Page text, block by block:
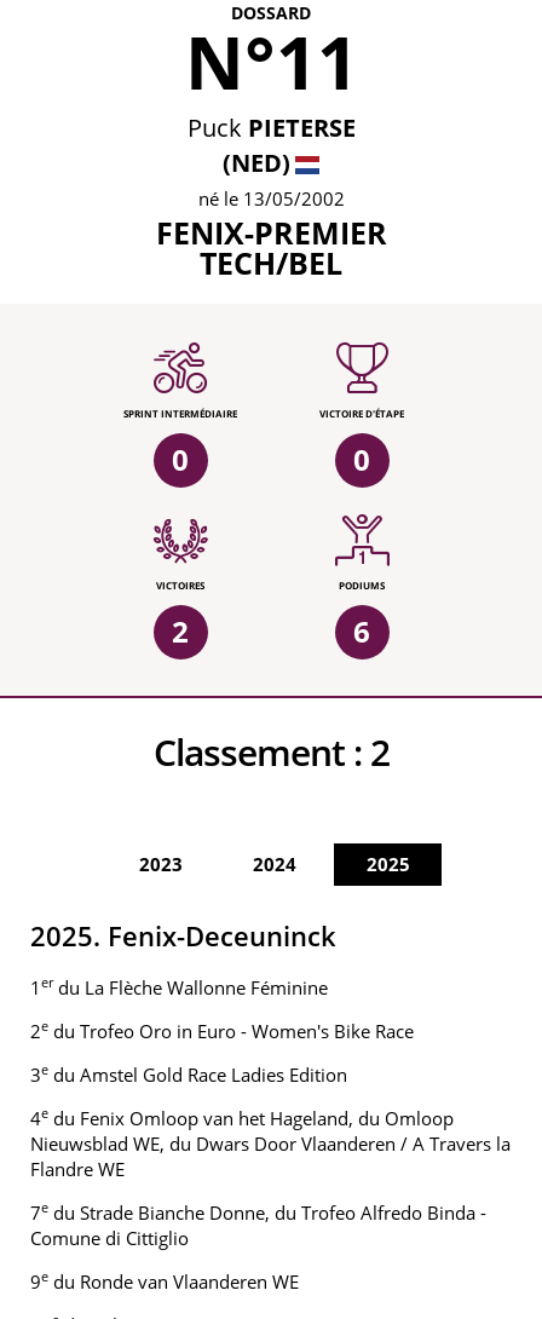
DOSSARD
N°11
Puck PIETERSE
(NED)
né le 13/05/2002
FENIX-PREMIER
TECH/BEL
SPRINT INTERMÉDIAIRE
0
VICTOIRE D'ÉTAPE
0
VICTOIRES
2
PODIUMS
6
Classement :2
2023 2024 2025
2025. Fenix-Deceuninck
1 erdu La Flèche Wallonne Féminine
2e du Trofeo Oro in Euro - Women's Bike Race
3e du Amstel Gold Race Ladies Edition
4e du Fenix Omloop van het Hageland, du Omloop
Nieuwsblad WE, du Dwars Door Vlaanderen / A Travers la
Flandre WE
7e du Strade Bianche Donne, du Trofeo Alfredo Binda -
Comune di Cittiglio
9e du Ronde van Vlaanderen WE